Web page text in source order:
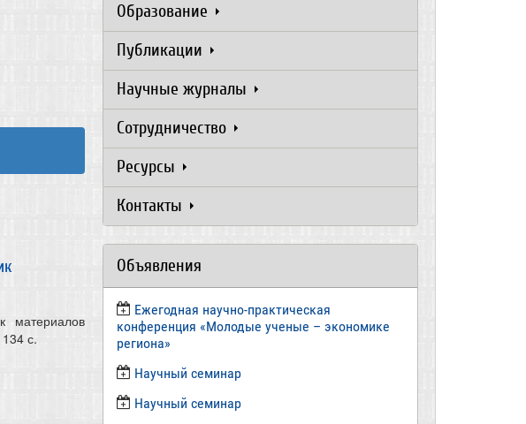
материалов
с.
Образование
Публикации
Научные журналы
Сотрудничество
Ресурсы
Контакты
Объявления
Ежегодная научно-практическая
конференция «Молодые ученые – экономике
региона»
​Научный семинар
​Научный семинар